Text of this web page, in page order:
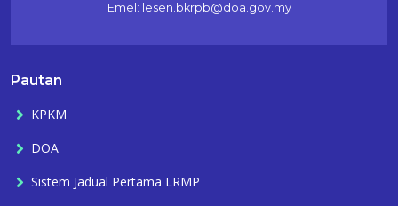
Emel: lesen.bkrpb@doa.gov.my
Pautan
KPKM
DOA
Sistem Jadual Pertama LRMP